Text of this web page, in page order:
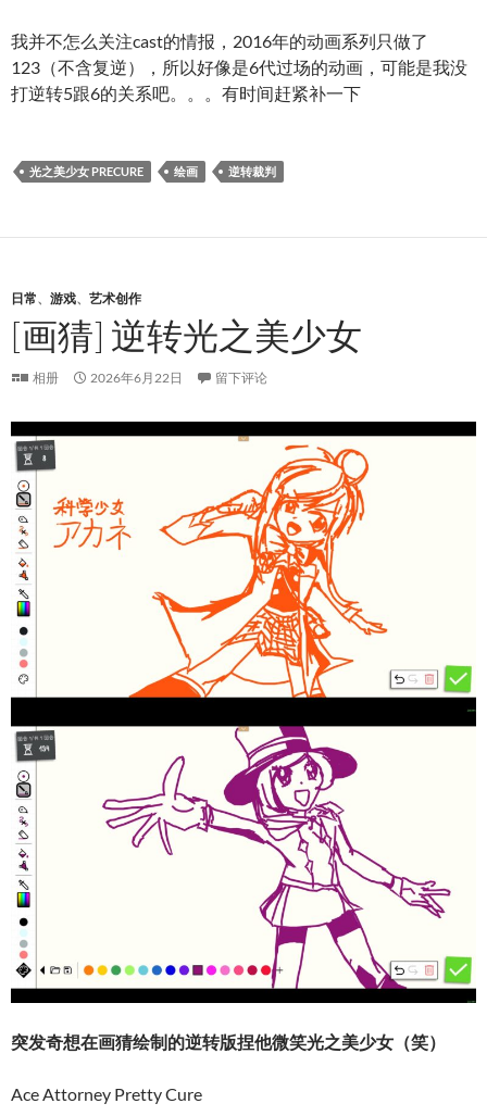
我并不怎么关注cast的情报，2016年的动画系列只做了
123（不含复逆），所以好像是6代过场的动画，可能是我没
打逆转5跟6的关系吧。。。有时间赶紧补一下
光之美少女 PRECURE 绘画 逆转裁判
日常、 游戏、 艺术创作
[画猜] 逆转光之美少女
相册 2026年6月22日 留下评论
突发奇想在画猜绘制的逆转版捏他微笑光之美少女（笑）
Ace Attorney Pretty Cure